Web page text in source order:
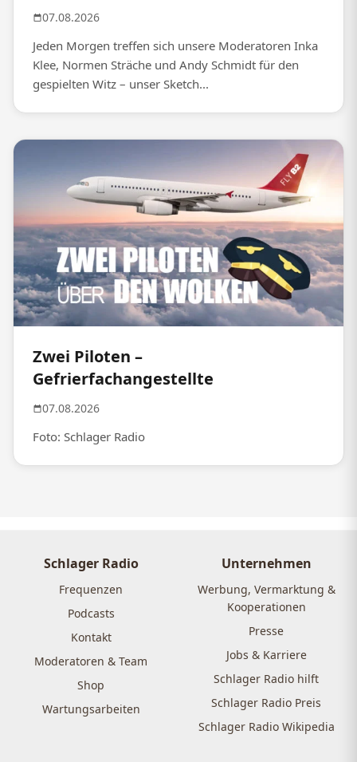
07.08.2026
Jeden Morgen treffen sich unsere Moderatoren Inka
Klee, Normen Sträche und Andy Schmidt für den
gespielten Witz – unser Sketch...
Zwei Piloten –
Gefrierfachangestellte
07.08.2026
Foto: Schlager Radio
Schlager Radio
Frequenzen
Podcasts
Kontakt
Moderatoren & Team
Shop
Wartungsarbeiten
Unternehmen
Werbung, Vermarktung &
Kooperationen
Presse
Jobs & Karriere
Schlager Radio hilft
Schlager Radio Preis
Schlager Radio Wikipedia